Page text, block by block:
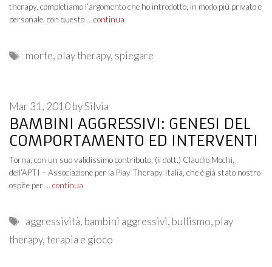
therapy, completiamo l’argomento che ho introdotto, in modo più privato e
personale, con questo …continua
Tags
morte, play therapy, spiegare
BAMBINI AGGRESSIVI: GENESI DEL
COMPORTAMENTO ED INTERVENTI
Mar 31, 2010bySilvia
Torna, con un suo validissimo contributo, (il dott.) Claudio Mochi,
dell’APTI – Associazione per la Play Therapy Italia, che è già stato nostro
ospite per … continua
Tags
aggressività, bambini aggressivi, bullismo, play
therapy,terapia e gioco